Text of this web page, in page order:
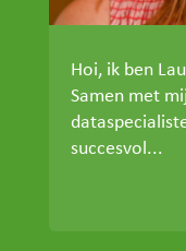
Hoi, ik ben
Samen met
succesvol...